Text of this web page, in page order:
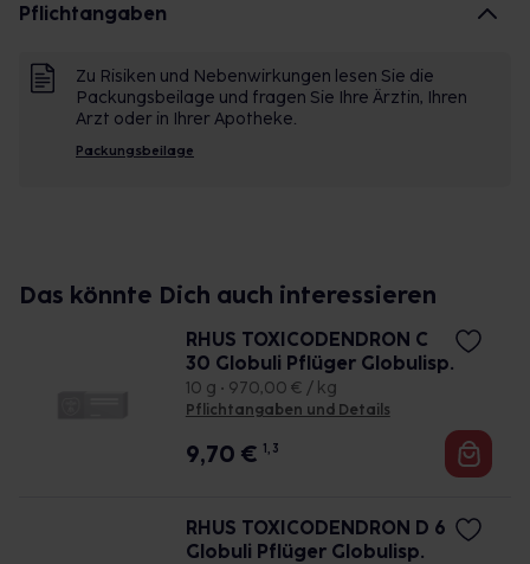
Pflichtangaben
Zu Risiken und Nebenwirkungen lesen Sie die
Packungsbeilage und fragen Sie Ihre Ärztin, Ihren
Arzt oder in Ihrer Apotheke.
Packungsbeilage
Das könnte Dich auch interessieren
RHUS TOXICODENDRON C
30 Globuli Pflüger Globulisp.
10 g • 970,00 € / kg
Pflichtangaben und Details
9,70 € 1, 3
RHUS TOXICODENDRON D 6
Globuli Pflüger Globulisp.